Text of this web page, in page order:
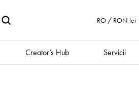
RO / RON lei
Creator’s Hub Servicii